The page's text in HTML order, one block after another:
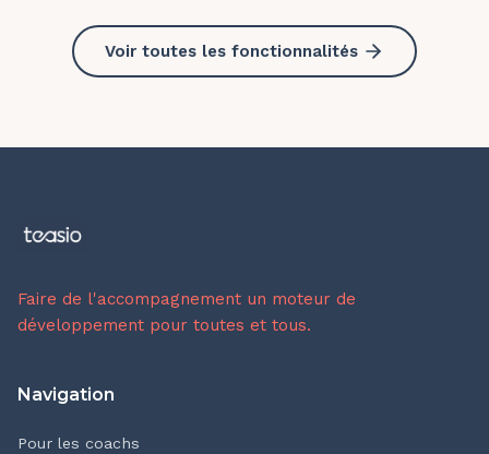
Voir toutes les fonctionnalités
Faire de l'accompagnement un moteur de
développement pour toutes et tous.
Navigation
Pour les coachs